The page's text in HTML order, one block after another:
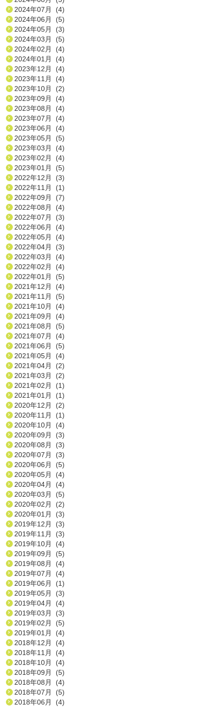
2024年07月 (4)
2024年06月 (5)
2024年05月 (3)
2024年03月 (5)
2024年02月 (4)
2024年01月 (4)
2023年12月 (4)
2023年11月 (4)
2023年10月 (2)
2023年09月 (4)
2023年08月 (4)
2023年07月 (4)
2023年06月 (4)
2023年05月 (5)
2023年03月 (4)
2023年02月 (4)
2023年01月 (5)
2022年12月 (3)
2022年11月 (1)
2022年09月 (7)
2022年08月 (4)
2022年07月 (3)
2022年06月 (4)
2022年05月 (4)
2022年04月 (3)
2022年03月 (4)
2022年02月 (4)
2022年01月 (5)
2021年12月 (4)
2021年11月 (5)
2021年10月 (4)
2021年09月 (4)
2021年08月 (5)
2021年07月 (4)
2021年06月 (5)
2021年05月 (4)
2021年04月 (2)
2021年03月 (2)
2021年02月 (1)
2021年01月 (1)
2020年12月 (2)
2020年11月 (1)
2020年10月 (4)
2020年09月 (3)
2020年08月 (3)
2020年07月 (3)
2020年06月 (5)
2020年05月 (4)
2020年04月 (4)
2020年03月 (5)
2020年02月 (2)
2020年01月 (3)
2019年12月 (3)
2019年11月 (3)
2019年10月 (4)
2019年09月 (5)
2019年08月 (4)
2019年07月 (4)
2019年06月 (1)
2019年05月 (3)
2019年04月 (4)
2019年03月 (3)
2019年02月 (5)
2019年01月 (4)
2018年12月 (4)
2018年11月 (4)
2018年10月 (4)
2018年09月 (5)
2018年08月 (4)
2018年07月 (5)
2018年06月 (4)